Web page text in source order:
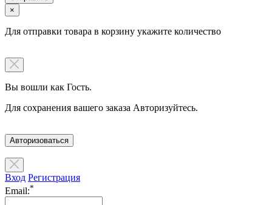
×
Для отправки товара в корзину укажите количество
Вы вошли как Гость.
Для сохранения вашего заказа Авторизуйтесь.
Авторизоваться
Вход Регистрация
Email:*